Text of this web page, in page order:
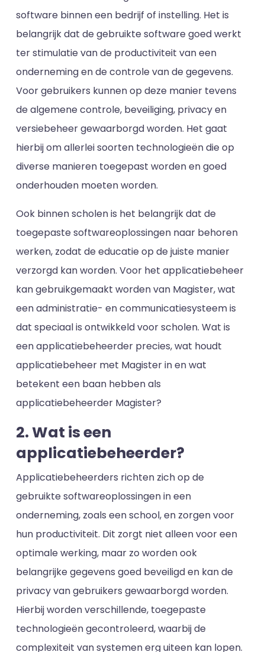
software binnen een bedrijf of instelling. Het is
belangrijk dat de gebruikte software goed werkt
ter stimulatie van de productiviteit van een
onderneming en de controle van de gegevens.
Voor gebruikers kunnen op deze manier tevens
de algemene controle, beveiliging, privacy en
versiebeheer gewaarborgd worden. Het gaat
hierbij om allerlei soorten technologieën die op
diverse manieren toegepast worden en goed
onderhouden moeten worden.
Ook binnen scholen is het belangrijk dat de
toegepaste softwareoplossingen naar behoren
werken, zodat de educatie op de juiste manier
verzorgd kan worden. Voor het applicatiebeheer
kan gebruikgemaakt worden van Magister, wat
een administratie- en communicatiesysteem is
dat speciaal is ontwikkeld voor scholen. Wat is
een applicatiebeheerder precies, wat houdt
applicatiebeheer met Magister in en wat
betekent een baan hebben als
applicatiebeheerder Magister?
2. Wat is een
applicatiebeheerder?
Applicatiebeheerders richten zich op de
gebruikte softwareoplossingen in een
onderneming, zoals een school, en zorgen voor
hun productiviteit. Dit zorgt niet alleen voor een
optimale werking, maar zo worden ook
belangrijke gegevens goed beveiligd en kan de
privacy van gebruikers gewaarborgd worden.
Hierbij worden verschillende, toegepaste
technologieën gecontroleerd, waarbij de
complexiteit van systemen erg uiteen kan lopen.